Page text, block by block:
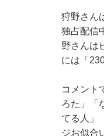
狩野さん
独占配信
野さんは
には「
コメント
ろた」「
てる人」
ジお似合